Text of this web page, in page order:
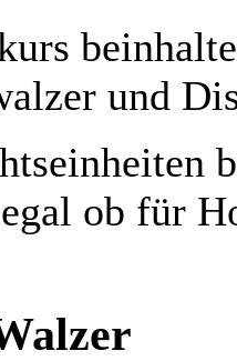
und
ob für